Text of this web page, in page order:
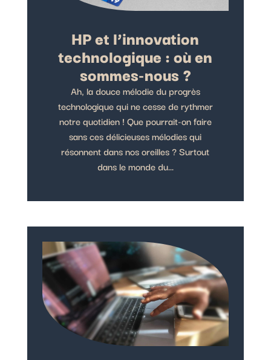
HP et l’innovation
technologique : où en
sommes-nous ?
Ah, la douce mélodie du progrès
technologique qui ne cesse de rythmer
notre quotidien ! Que pourrait-on faire
sans ces délicieuses mélodies qui
résonnent dans nos oreilles ? Surtout
dans le monde du...